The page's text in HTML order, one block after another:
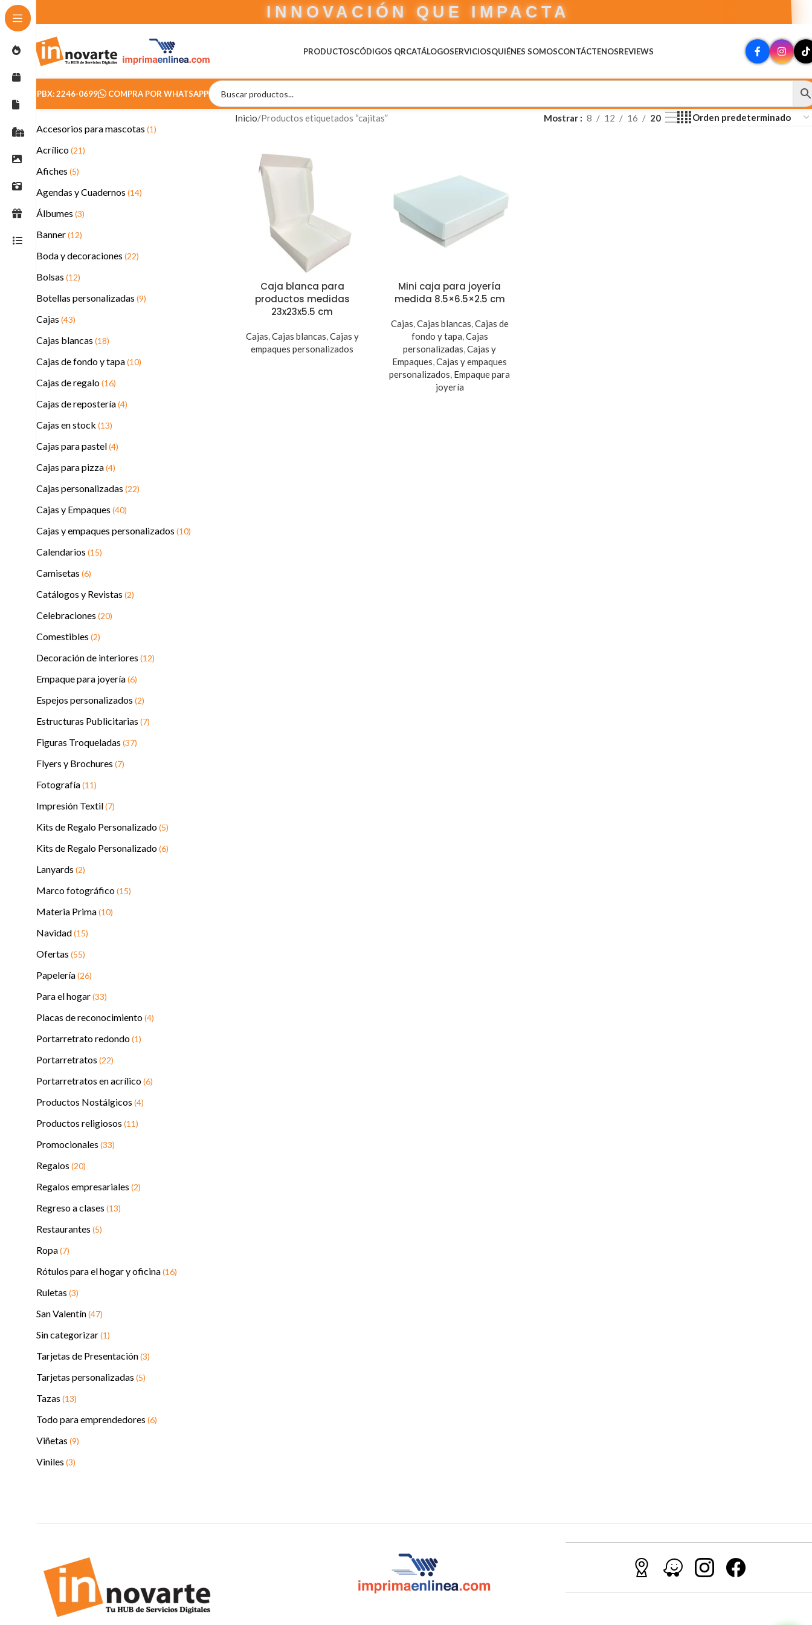
INNOVACIÓN QUE IMPACTA
PRODUCTOSCÓDIGOS QRCATÁLOGOSERVICIOSQUIÉNES SOMOSCONTÁCTENOSREVIEWS
PBX: 2246-0699 COMPRA POR WHATSAPP
Accesorios para mascotas (1)
Acrílico(21)
Afiches (5)
Agendas y Cuadernos (14)
Álbumes (3)
Banner(12)
Boda y decoraciones (22)
Bolsas (12)
Botellas personalizadas (9)
Cajas (43)
Cajas blancas (18)
Cajas de fondo y tapa(10)
Cajas de regalo(16)
Cajas de repostería(4)
Cajas en stock (13)
Cajas para pastel(4)
Cajas para pizza(4)
Cajas personalizadas (22)
Cajas y Empaques (40)
Cajas y empaques personalizados (10)
Calendarios (15)
Camisetas (6)
Catálogos y Revistas (2)
Celebraciones (20)
Comestibles (2)
Decoración de interiores (12)
Empaque para joyería(6)
Espejos personalizados (2)
Estructuras Publicitarias (7)
Figuras Troqueladas (37)
Flyers y Brochures (7)
Fotografía(11)
Impresión Textil(7)
Kits de Regalo Personalizado(5)
Kits de Regalo Personalizado(6)
Lanyards (2)
Marco fotográfico(15)
Materia Prima(10)
Navidad(15)
Ofertas (55)
Papelería(26)
Para el hogar(33)
Placas de reconocimiento(4)
Portarretrato redondo(1)
Portarretratos (22)
Portarretratos en acrílico(6)
Productos Nostálgicos (4)
Productos religiosos (11)
Promocionales (33)
Regalos (20)
Regalos empresariales (2)
Regreso a clases (13)
Restaurantes (5)
Ropa(7)
Rótulos para el hogar y oficina(16)
Ruletas (3)
San Valentín(47)
Sin categorizar(1)
Tarjetas de Presentación(3)
Tarjetas personalizadas (5)
Tazas (13)
Todo para emprendedores (6)
Viñetas (9)
Viniles (3)
Inicio Productos etiquetados “cajitas” Mostrar 8 12 16 20
Caja blanca para
productos medidas
23x23x5.5 cm
Cajas,Cajas blancas,Cajas y
empaques personalizados
Mini caja para joyería
medida 8.5×6.5×2.5 cm
Cajas,Cajas blancas,Cajas de
fondo y tapa,Cajas
personalizadas,Cajas y
Empaques,Cajas y empaques
personalizados, Empaque para
joyería